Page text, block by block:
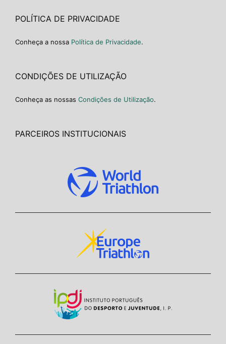
POLÍTICA DE PRIVACIDADE
Conheça a nossa Política de Privacidade.
CONDIÇÕES DE UTILIZAÇÃO
Conheça as nossas Condições de Utilização.
PARCEIROS INSTITUCIONAIS